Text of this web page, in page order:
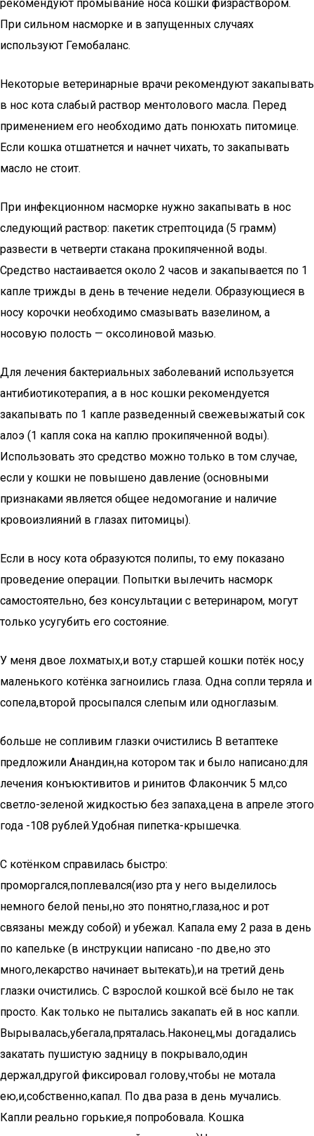
рекомендуют промывание носа кошки физраствором.
При сильном насморке и в запущенных случаях
используют Гемобаланс.
Некоторые ветеринарные врачи рекомендуют закапывать
в нос кота слабый раствор ментолового масла. Перед
применением его необходимо дать понюхать питомице.
Если кошка отшатнется и начнет чихать, то закапывать
масло не стоит.
При инфекционном насморке нужно закапывать в нос
следующий раствор: пакетик стрептоцида (5 грамм)
развести в четверти стакана прокипяченной воды.
Средство настаивается около 2 часов и закапывается по 1
капле трижды в день в течение недели. Образующиеся в
носу корочки необходимо смазывать вазелином, а
носовую полость — оксолиновой мазью.
Для лечения бактериальных заболеваний используется
антибиотикотерапия, а в нос кошки рекомендуется
закапывать по 1 капле разведенный свежевыжатый сок
алоэ (1 капля сока на каплю прокипяченной воды).
Использовать это средство можно только в том случае,
если у кошки не повышено давление (основными
признаками является общее недомогание и наличие
кровоизлияний в глазах питомицы).
Если в носу кота образуются полипы, то ему показано
проведение операции. Попытки вылечить насморк
самостоятельно, без консультации с ветеринаром, могут
только усугубить его состояние.
У меня двое лохматых,и вот,у старшей кошки потёк нос,у
маленького котёнка загноились глаза. Одна сопли теряла и
сопела,второй просыпался слепым или одноглазым.
больше не сопливим глазки очистились В ветаптеке
предложили Анандин,на котором так и было написано:для
лечения конъюктивитов и ринитов Флакончик 5 мл,со
светло-зеленой жидкостью без запаха,цена в апреле этого
года -108 рублей.Удобная пипетка-крышечка.
С котёнком справилась быстро:
проморгался,поплевался(изо рта у него выделилось
немного белой пены,но это понятно,глаза,нос и рот
связаны между собой) и убежал. Капала ему 2 раза в день
по капельке (в инструкции написано -по две,но это
много,лекарство начинает вытекать),и на третий день
глазки очистились. С взрослой кошкой всё было не так
просто. Как только не пытались закапать ей в нос капли.
Вырывалась,убегала,пряталась.Наконец,мы догадались
закатать пушистую задницу в покрывало,один
держал,другой фиксировал голову,чтобы не мотала
ею,и,собственно,капал. По два раза в день мучались.
Капли реально горькие,я попробовала. Кошка